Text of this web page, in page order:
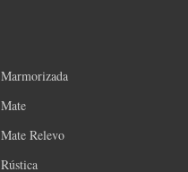
Marmorizada
Mate
Mate Relevo
Rústica